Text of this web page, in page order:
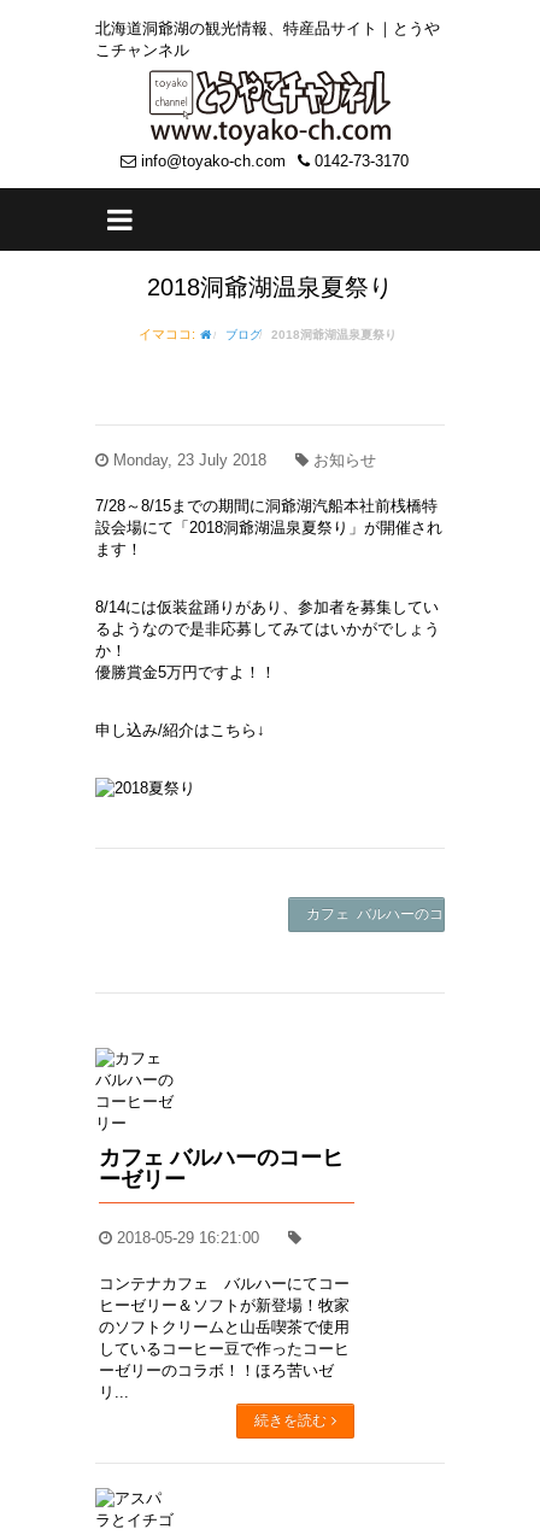
北海道洞爺湖の観光情報、特産品サイト｜とうや
こチャンネル
info@toyako-ch.com 0142-73-3170
2018洞爺湖温泉夏祭り
イマココ: ブログ 2018洞爺湖温泉夏祭り
Monday, 23 July 2018 お知らせ
7/28～8/15までの期間に洞爺湖汽船本社前桟橋特
設会場にて「2018洞爺湖温泉夏祭り」が開催され
ます！
8/14には仮装盆踊りがあり、参加者を募集してい
るようなので是非応募してみてはいかがでしょう
か！
優勝賞金5万円ですよ！！
申し込み/紹介はこちら↓
カフェ バルハーのコーヒーゼリー
カフェ バルハーのコーヒ
ーゼリー
2018-05-29 16:21:00
コンテナカフェ バルハーにてコー
ヒーゼリー＆ソフトが新登場！牧家
のソフトクリームと山岳喫茶で使用
しているコーヒー豆で作ったコーヒ
ーゼリーのコラボ！！ほろ苦いゼ
リ...
続きを読む